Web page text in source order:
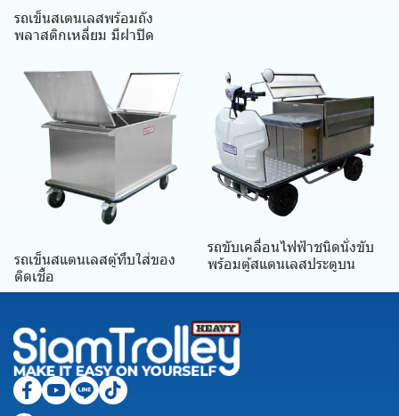
รถเข็นสเตนเลสพร้อมถัง
พลาสติกเหลี่ยม มีฝาปิด
รถเข็นสแตนเลสตู้ทึบใส่ของ
ติดเชื้อ
รถขับเคลื่อนไฟฟ้าชนิดนั่งขับ
พร้อมตู้สแตนเลสประตูบน